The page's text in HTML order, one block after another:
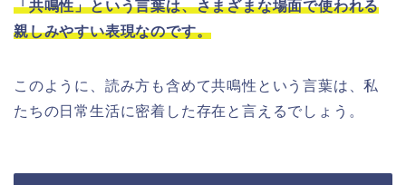
「共鳴性」という言葉は、さまざまな場面で使われる
親しみやすい表現なのです。
このように、読み方も含めて共鳴性という言葉は、私
たちの日常生活に密着した存在と言えるでしょう。